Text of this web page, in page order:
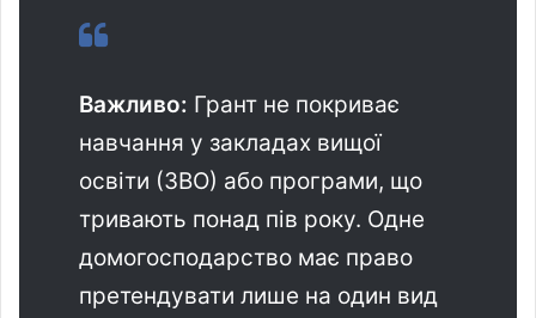
Важливо: Грант не покриває
навчання у закладах вищої
освіти (ЗВО) або програми, що
тривають понад пів року. Одне
домогосподарство має право
претендувати лише на один вид